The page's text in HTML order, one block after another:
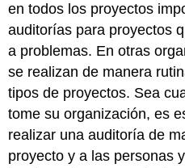
en todos los proyectos
auditorías para proyectos
a problemas. En otras
se realizan de manera
tipos de proyectos. Sea
tome su organización, es
realizar una auditoría de
proyecto y a las personas